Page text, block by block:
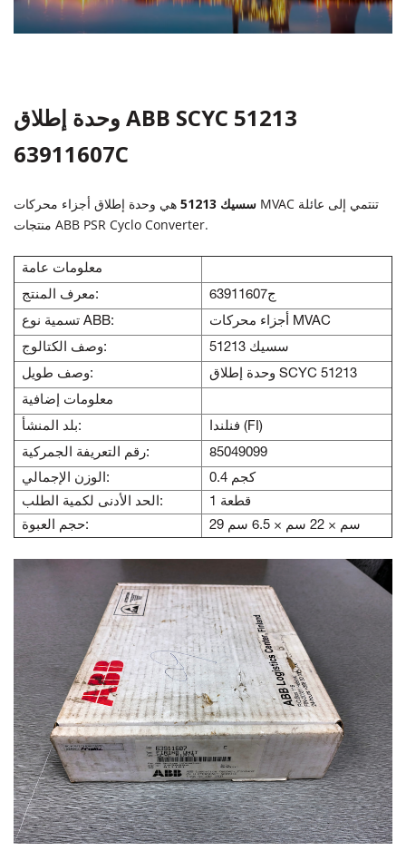
اتصل بنا
وحدة إطلاق ABB SCYC 51213
63911607C
سسيك 51213
هي وحدة إطلاق أجزاء محركات MVAC تنتمي إلى عائلة
منتجات ABB PSR Cyclo Converter.
معلومات عامة
معرف المنتج: 63911607ج
تسمية نوع ABB: أجزاء محركات MVAC
وصف الكتالوج: سسيك 51213
وصف طويل: وحدة إطلاق SCYC 51213
معلومات إضافية
بلد المنشأ: فنلندا (FI)
رقم التعريفة الجمركية:
85049099
الوزن الإجمالي:
0.4 كجم
الحد الأدنى لكمية الطلب:
1 قطعة
حجم العبوة:
29 سم × 22 سم × 6.5 سم